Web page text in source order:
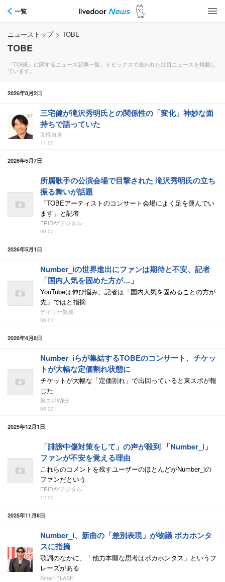
一覧
ニューストップ > TOBE
TOBE
『TOBE』に関するニュース記事一覧。トピックスで扱われた注目ニュースを掲載し
ています。
2026年8月2日
三宅健が滝沢秀明氏との関係性の「変化」神妙な面
持ちで語っていた
女性自身
11:00
2026年5月7日
所属歌手の公演会場で目撃された 滝沢秀明氏の立ち
振る舞いが話題
「TOBEアーティストのコンサート会場によく足を運んでい
ます」と記者
FRIDAYデジタル
09:00
2026年5月1日
Number_iの世界進出にファンは期待と不安、記者
「国内人気を固めた方が…」
YouTubeは伸び悩み、記者は「国内人気を固めることの方が
先」ではと指摘
デイリー新潮
06:01
2026年4月8日
Number_iらが集結するTOBEのコンサート、チケッ
トが大幅な定価割れ状態に
チケットが大幅な「定価割れ」で出回っていると東スポが報
じた
東スポWEB
05:00
2025年12月1日
「誹謗中傷対策をして」の声が殺到 「Number_i」
ファンが不安を覚える理由
これらのコメントを残すユーザーのほとんどがNumber_iの
ファンだという
FRIDAYデジタル
12:00
2025年11月8日
Number_i、新曲の「差別表現」が物議 ポカホンタ
スに指摘
歌詞のなかに、「他力本願な思考はポカホンタス」というフ
レーズがある
Smart FLASH